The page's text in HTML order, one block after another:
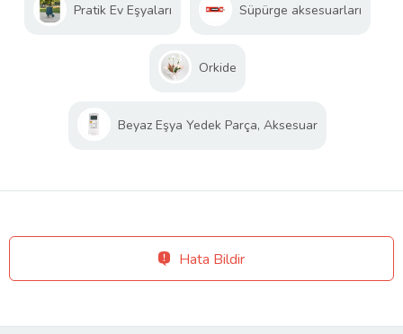
Pratik Ev Eşyaları Süpürge aksesuarları
Orkide
Beyaz Eşya Yedek Parça, Aksesuar
Hata Bildir